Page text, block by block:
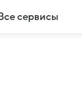
Все сервисы